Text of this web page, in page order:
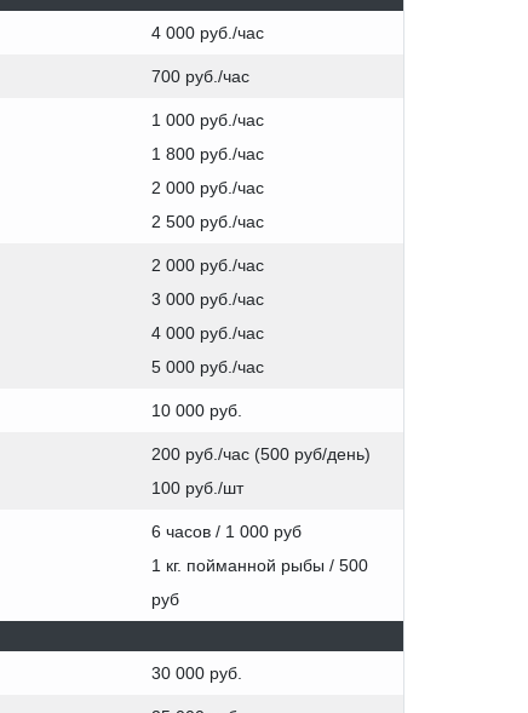
4 000 руб./час
700 руб./час
1 000 руб./час
1 800 руб./час
2 000 руб./час
2 500 руб./час
2 000 руб./час
3 000 руб./час
4 000 руб./час
5 000 руб./час
10 000 руб.
200 руб./час (500 руб/день)
100 руб./шт
6 часов / 1 000 руб
1 кг. пойманной рыбы / 500
руб
30 000 руб.